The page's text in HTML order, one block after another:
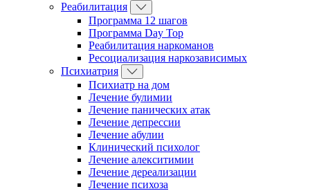
Реабилитация
Программа 12 шагов
Программа Day Top
Реабилитация наркоманов
Ресоциализация наркозависимых
Психиатрия
Психиатр на дом
Лечение булимии
Лечение панических атак
Лечение депрессии
Лечение абулии
Клинический психолог
Лечение алекситимии
Лечение дереализации
Лечение психоза